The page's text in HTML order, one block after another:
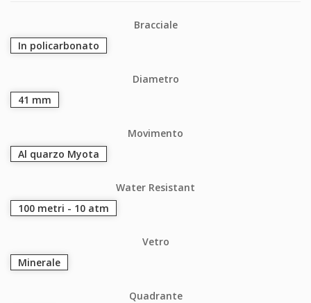
Bracciale
In policarbonato
Diametro
41 mm
Movimento
Al quarzo Myota
Water Resistant
100 metri - 10 atm
Vetro
Minerale
Quadrante